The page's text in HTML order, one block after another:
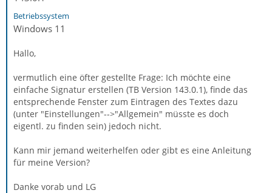
Betriebssystem
Windows 11
Hallo,
vermutlich eine öfter gestellte Frage: Ich möchte eine
einfache Signatur erstellen (TB Version 143.0.1), finde das
entsprechende Fenster zum Eintragen des Textes dazu
(unter "Einstellungen"-->"Allgemein" müsste es doch
eigentl. zu finden sein) jedoch nicht.
Kann mir jemand weiterhelfen oder gibt es eine Anleitung
für meine Version?
Danke vorab und LG